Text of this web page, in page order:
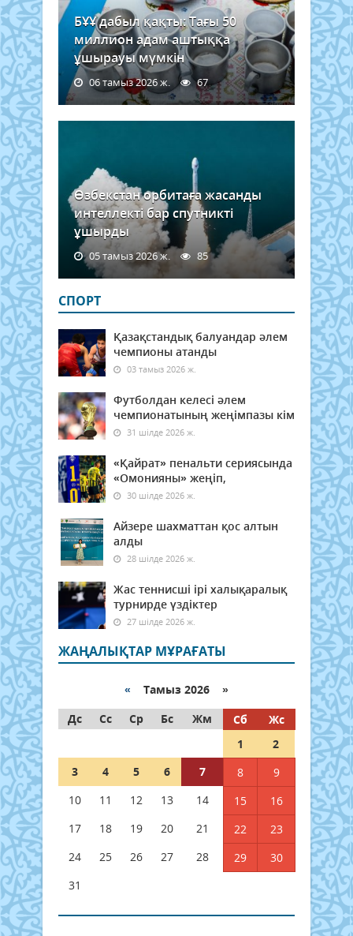
БҰҰ дабыл қақты: Тағы 50
миллион адам аштыққа
ұшырауы мүмкін
06 тамыз 2026 ж. 67
Өзбекстан орбитаға жасанды
интеллекті бар спутникті
ұшырды
05 тамыз 2026 ж. 85
СПОРТ
Қазақстандық балуандар әлем
чемпионы атанды
03 тамыз 2026 ж.
Футболдан келесі әлем
чемпионатының жеңімпазы кім
31 шілде 2026 ж.
«Қайрат» пенальти сериясында
«Омонияны» жеңіп,
30 шілде 2026 ж.
Айзере шахматтан қос алтын
алды
28 шілде 2026 ж.
Жас теннисші ірі халықаралық
турнирде үздіктер
27 шілде 2026 ж.
ЖАҢАЛЫҚТАР МҰРАҒАТЫ
« Тамыз 2026 »
Дс
Сс Ср Бс Жм Сб
Жс
1
2
3
4 5 6 7 8
9
10
11 12 13 14 15
16
17
18 19 20 21 22
23
24
25 26 27 28 29
30
31